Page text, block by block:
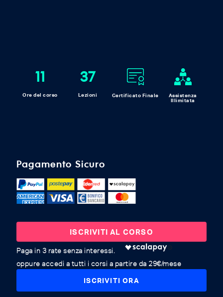
11
Ore del corso
37
Lezioni Certificato Finale
Assistenza
Illimitata
Pagamento Sicuro
ISCRIVITI AL CORSO
oppure accedi a tutti i corsi a partire da 29€/mese
ISCRIVITI ORA